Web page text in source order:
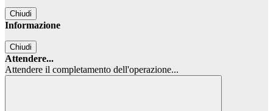
Chiudi
Informazione
Chiudi
Attendere...
Attendere il completamento dell'operazione...